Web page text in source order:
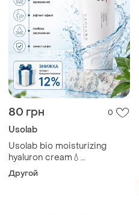
80 грн 0
Usolab
Usolab bio moisturizing
hyaluron cream💧
интенсивный
увлажняющий,
Другой